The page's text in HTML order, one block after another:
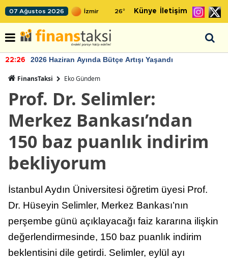
07 Ağustos 2026 26° Künye İletişim
22:24 TCMB'nin rezervlerinde artan momentum devam
FinansTaksi Eko Gündem
Prof. Dr. Selimler:
Merkez Bankası’ndan
150 baz puanlık indirim
bekliyorum
İstanbul Aydın Üniversitesi öğretim üyesi Prof.
Dr. Hüseyin Selimler, Merkez Bankası’nın
perşembe günü açıklayacağı faiz kararına ilişkin
değerlendirmesinde, 150 baz puanlık indirim
beklentisini dile getirdi. Selimler, eylül ayı